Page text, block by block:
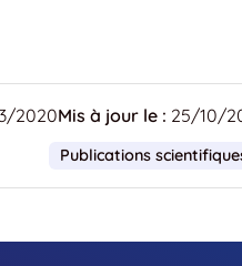
2020Mis à jour le : 25/10/
Publications